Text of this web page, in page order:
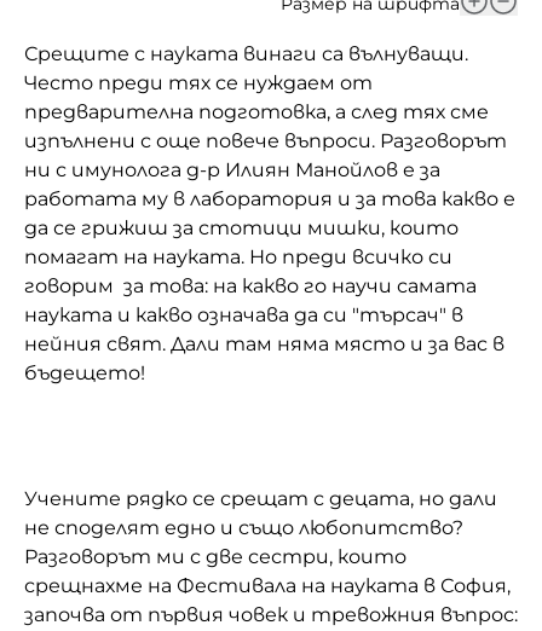
Домашен любимец
Питаме Ви
До ре ми
Срещите с науката винаги са вълнуващи.
Често преди тях се нуждаем от
предварителна подготовка, а след тях сме
изпълнени с още повече въпроси. Разговорът
ни с имунолога д-р Илиян Манойлов е за
работата му в лаборатория и за това какво е
да се грижиш за стотици мишки, които
помагат на науката. Но преди всичко си
говорим за това: на какво го научи самата
науката и какво означава да си "търсач" в
нейния свят. Дали там няма място и за вас в
бъдещето!
Учените рядко се срещат с децата, но дали
не споделят едно и също любопитство?
Разговорът ми с две сестри, които
срещнахме на Фестивала на науката в София,
започва от първия човек и тревожния въпрос: